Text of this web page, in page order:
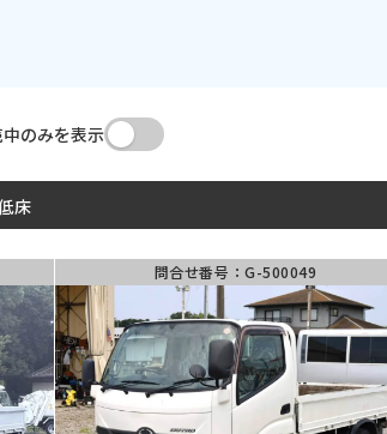
プ クレーン バ
車 タンク車 高
つかる!
中のみを表示
床
問合せ番号：G-500049